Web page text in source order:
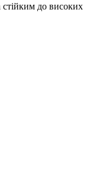
стійким до високих